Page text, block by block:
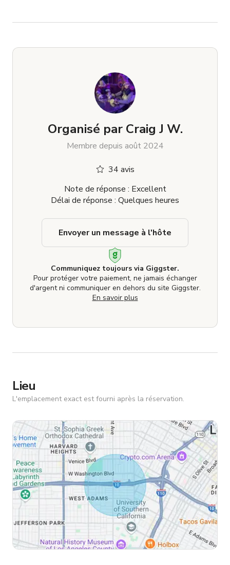
Organisé par Craig J W.
Membre depuis août 2024
34 avis
Note de réponse : Excellent
Délai de réponse : Quelques heures
Communiquez toujours via Giggster.
Pour protéger votre paiement, ne jamais échanger
d'argent ni communiquer en dehors du site Giggster.
En savoir plus
Envoyer un message à l'hôte
Lieu
L'emplacement exact est fourni après la réservation.